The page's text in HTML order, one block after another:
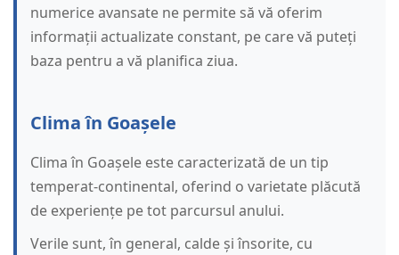
numerice avansate ne permite să vă oferim
informații actualizate constant, pe care vă puteți
baza pentru a vă planifica ziua.
Clima în Goașele
Clima în Goașele este caracterizată de un tip
temperat-continental, oferind o varietate plăcută
de experiențe pe tot parcursul anului.
Verile sunt, în general, calde și însorite, cu